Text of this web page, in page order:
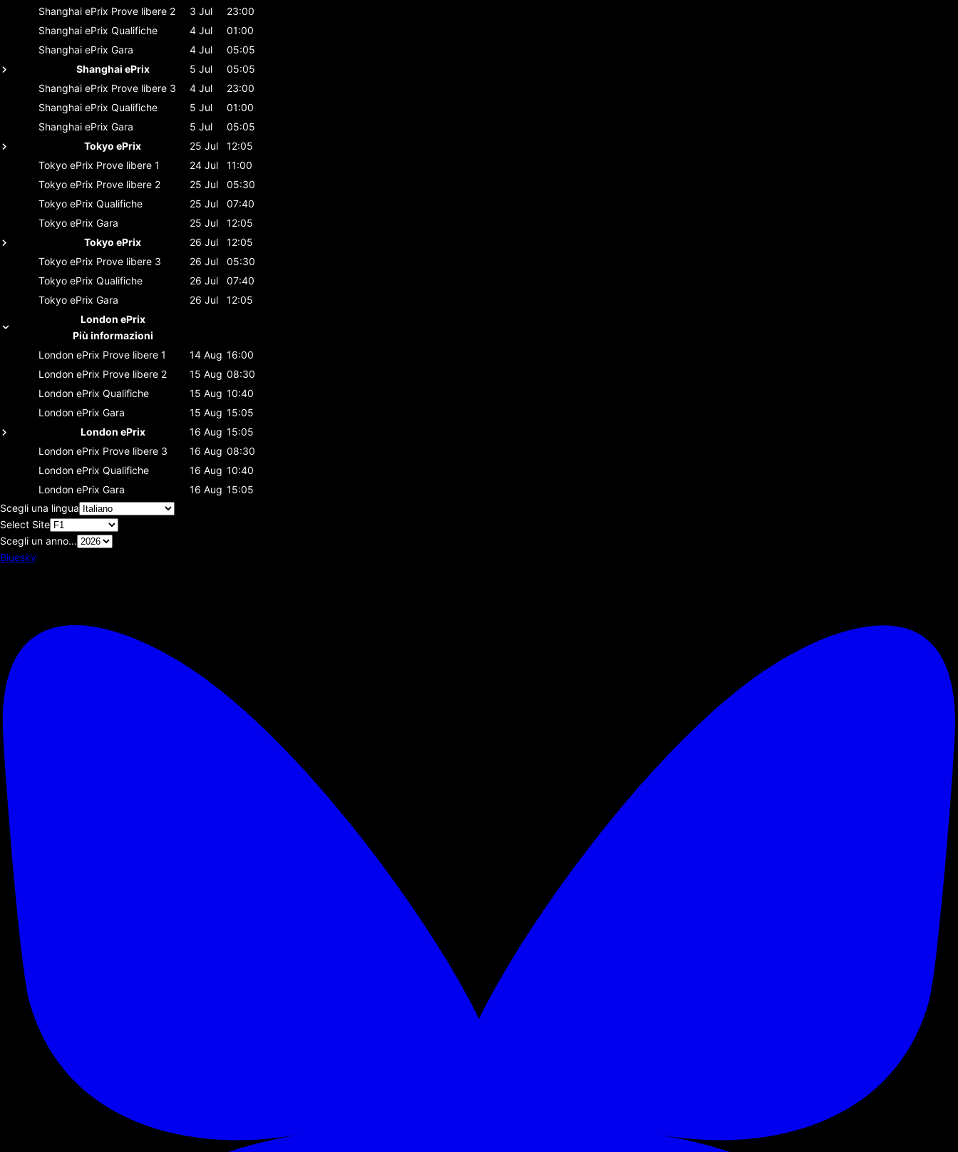
Shanghai ePrix Prove libere 2 3 Jul
23:00
Shanghai ePrix Qualifiche 4 Jul
01:00
Shanghai ePrix Gara 4 Jul
05:05
Shanghai ePrix
5 Jul
05:05
Shanghai ePrix Prove libere 3 4 Jul
23:00
Shanghai ePrix Qualifiche 5 Jul
01:00
Shanghai ePrix Gara 5 Jul
05:05
Tokyo ePrix
25 Jul
12:05
Tokyo ePrix Prove libere 1 24 Jul
11:00
Tokyo ePrix Prove libere 2 25 Jul
05:30
Tokyo ePrix Qualifiche 25 Jul
07:40
Tokyo ePrix Gara 25 Jul
12:05
Tokyo ePrix
26 Jul
12:05
Tokyo ePrix Prove libere 3 26 Jul
05:30
Tokyo ePrix Qualifiche 26 Jul
07:40
Tokyo ePrix Gara 26 Jul
12:05
London ePrix
Più informazioni
London ePrix Prove libere 1 14 Aug 16:00
London ePrix Prove libere 2 15 Aug 08:30
London ePrix Qualifiche 15 Aug 10:40
London ePrix Gara 15 Aug 15:05
London ePrix
16 Aug 15:05
London ePrix Prove libere 3 16 Aug 08:30
London ePrix Qualifiche 16 Aug 10:40
London ePrix Gara 16 Aug 15:05
Scegli una lingua
Select Site
Scegli un anno...
Bluesky